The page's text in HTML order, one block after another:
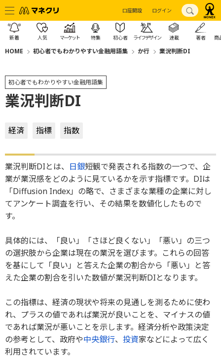
口座開設 ログイン
新着 人気 マーケット 特集 初心者 ライフデザイン 連載 著者 商
HOME 初心者でもわかりやすい金融用語集 か行 業況判断DI
初心者でもわかりやすい金融用語集
業況判断DI
経済 指標 指数
業況判断DIとは、 日銀短観で発表される指数の一つで、企
業が業況感をどのように見ているかを示す指標です。DIは
「Diffusion Index」の略で、さまざまな業種の企業に対し
てアンケート調査を行い、その結果を数値化したもので
す。
具体的には、「良い」「さほど良くない」「悪い」の三つ
の選択肢から企業は現在の業況を選びます。これらの回答
を基にして「良い」と答えた企業の割合から「悪い」と答
えた企業の割合を引いた数値が業況判断DIとなります。
この指標は、経済の現状や将来の見通しを測るために使わ
れ、プラスの値であれば業況が良いことを、マイナスの値
であれば業況が悪いことを示します。経済分析や政策決定
の参考として、政府や中央銀行、 投資家などによって広く
利用されています。